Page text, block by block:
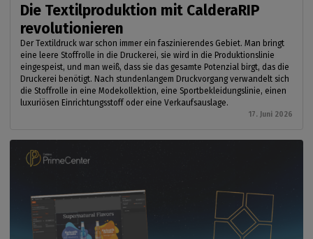
Die Textilproduktion mit CalderaRIP
revolutionieren
Der Textildruck war schon immer ein faszinierendes Gebiet. Man bringt
eine leere Stoffrolle in die Druckerei, sie wird in die Produktionslinie
eingespeist, und man weiß, dass sie das gesamte Potenzial birgt, das die
Druckerei benötigt. Nach stundenlangem Druckvorgang verwandelt sich
die Stoffrolle in eine Modekollektion, eine Sportbekleidungslinie, einen
luxuriösen Einrichtungsstoff oder eine Verkaufsauslage.
17. Juni 2026